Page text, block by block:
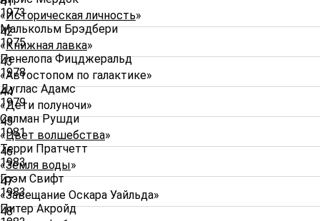
1973
«Историческая личность»
Малькольм Брэдбери
1975
42
«Книжная лавка»
Пенелопа Фицджеральд
1978
43
«Автостопом по галактике»
Дуглас Адамс
1979
44
«Дети полуночи»
Салман Рушди
1981
45
«Цвет волшебства»
Терри Пратчетт
1983
46
«Земля воды»
Грэм Свифт
1983
47
«Завещание Оскара Уайльда»
Питер Акройд
48